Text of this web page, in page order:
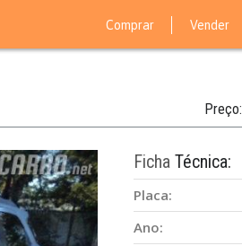
Comprar Vender
Preço:
FichaTécnica:
Placa:
Ano: